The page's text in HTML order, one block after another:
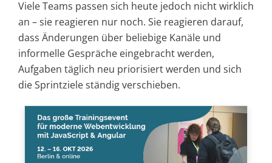
Viele Teams passen sich heute jedoch nicht wirklich
an – sie reagieren nur noch. Sie reagieren darauf,
dass Änderungen über beliebige Kanäle und
informelle Gespräche eingebracht werden,
Aufgaben täglich neu priorisiert werden und sich
die Sprintziele ständig verschieben.